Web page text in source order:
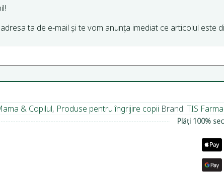
ta de e-mail și te vom anunța imediat ce articolul este
& Copilul, Produse pentru îngrijire copii Brand: TIS
Plăți 100%